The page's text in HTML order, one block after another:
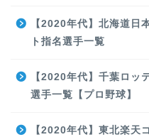
【2020年代】北海道日
ト指名選手一覧
【2020年代】千葉ロッ
選手一覧【プロ野球】
【2020年代】東北楽天